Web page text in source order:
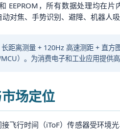
EEPROM，所有数据处理均在
对焦、手势识别、避障、机器人
距离测量 + 120Hz 高速测距 + 直方
MCU）。为消费电子和工业应用提供
场定位
飞行时间（iToF）传感器受环境